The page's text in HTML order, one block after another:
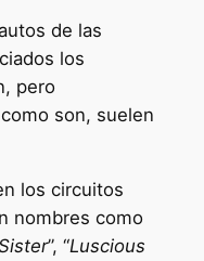
de las
los
pero
son, suelen
los circuitos
nombres como
”, “Luscious